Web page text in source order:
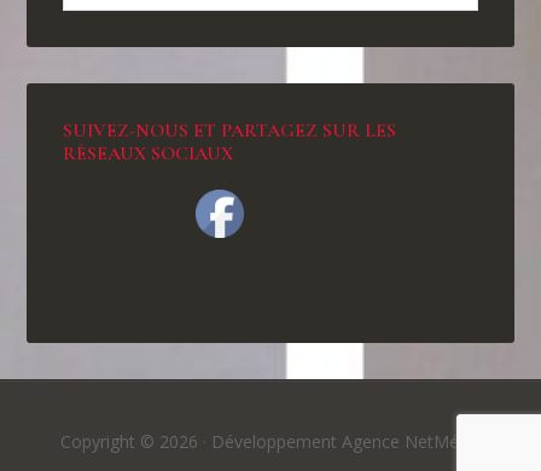
SUIVEZ-NOUS ET PARTAGEZ SUR LES
RÉSEAUX SOCIAUX
Copyright © 2026 · Développement Agence NetMédia